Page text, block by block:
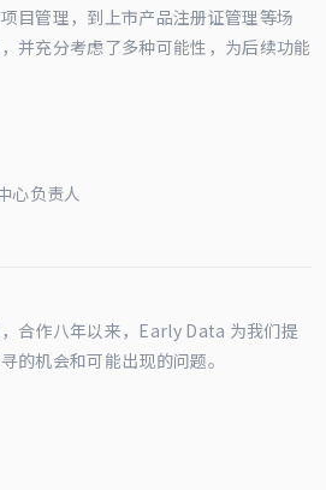
目管理，到上市产品注册证管理等场
并充分考虑了多种可能性，为后续功能
心负责人
合作八年以来，Early Data 为我们提
的机会和可能出现的问题。